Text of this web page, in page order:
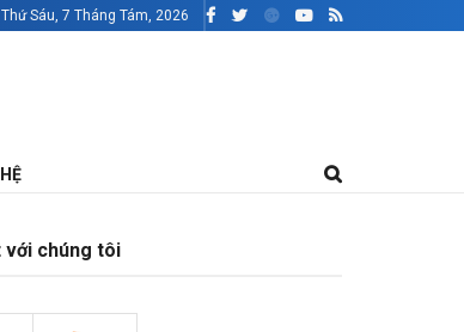
Thứ Sáu, 7 Tháng Tám, 2026
với chúng tôi